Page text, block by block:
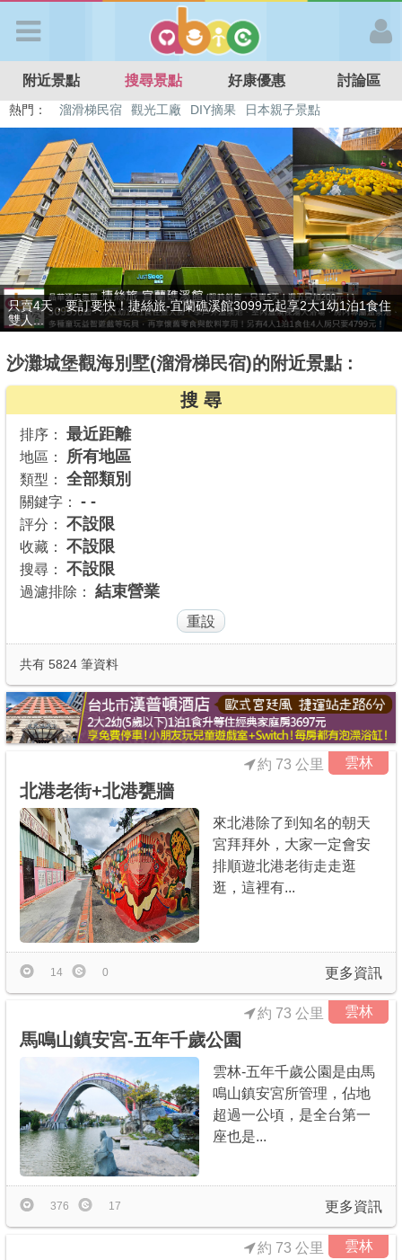
APP登入
首 頁
搜尋景點
好康優惠
最新消息
最新留言
商家合作
推薦景點
討論區
APP下載
附近景點 搜尋景點 好康優惠 討論區
熱門： 溜滑梯民宿 觀光工廠 DIY摘果
日本親子景點
特色遊戲場
親子住房優惠 台北親子餐廳 溫泉泡湯SPA
贈九族文化村門票2張(總價值1100元*2)！4099元享日月潭經典大飯
店...
只賣4天，要訂要快！捷絲旅-宜蘭礁溪館3099元起享2大1幼1泊1食住
雙人...
沙灘城堡觀海別墅(溜滑梯民宿)的附近景點 :
搜 尋
排序： 最近距離
地區： 所有地區
類型： 全部類別
關鍵字： - -
評分： 不設限
收藏： 不設限
搜尋： 不設限
過濾排除： 結束營業
共有 5824 筆資料
雲林
北港老街+北港甕牆
約 73 公里
來北港除了到知名的朝天
宮拜拜外，大家一定會安
排順遊北港老街走走逛
逛，這裡有...
更多資訊
14 0
雲林
馬鳴山鎮安宮-五年千歲公園
約 73 公里
雲林-五年千歲公園是由馬
鳴山鎮安宮所管理，佔地
超過一公頃，是全台第一
座也是...
更多資訊
376 17
雲林
約 73 公里